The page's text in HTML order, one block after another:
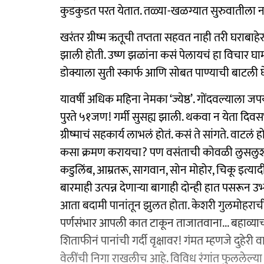
कुडकुडत परत येतात. तळ्या-खळग्यात सुरुवातीला
खरंतर ग्रीष्म ऋतूची तप्तता सहवत नाही तरी
झाली होती. उष्ण झळांना कसं पेलायचं हा विचार
डोक्याला सुती स्कार्फ आणि सोबत पाण्याची
यावर्षी अधिक महिना नेमका ‘ज्येष्ठ’. गोंदवल्याला
पुरते ५१जण! गर्मी सुसह्य झाली. थकवा न येता
ग्रीष्माचं सहकार्य लाभलं होतं. कसं ते सांगते. वाटलं
कसा क्रमण करायचा? पण वसंताची कोवळी
कडुलिंब, आम्रतरू, सागवान, सोन मोहोर, चिकू
बारमाही उत्पन्न देणाऱ्या बागाही दोन्ही हात
आता बदामी पानांतून झुलत होता. केशरी
पर्णसंभार आपली कात टाकून ताजातवाना...
शिताफीनं पानांची गर्दी वृक्षावर! गंमत म्हणजे दुहेरी
वेलींची निगा राखलीच आहे. विविध रंगांत